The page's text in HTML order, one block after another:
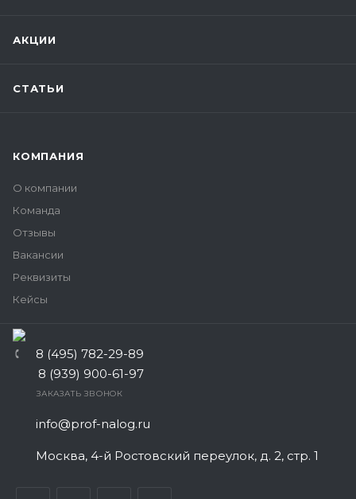
АКЦИИ
СТАТЬИ
КОМПАНИЯ
О компании
Команда
Отзывы
Вакансии
Реквизиты
Кейсы
8 (495) 782-29-89
8 (939) 900-61-97
ЗАКАЗАТЬ ЗВОНОК
info@prof-nalog.ru
Москва, 4-й Ростовский переулок, д. 2, стр. 1